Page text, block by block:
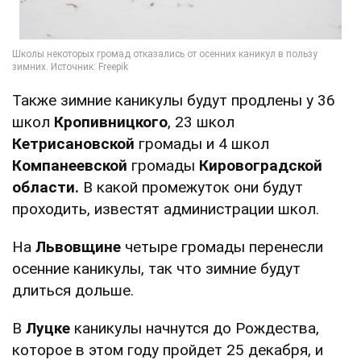
Также зимние каникулы будут продлены у 36
школ Кропивницкого, 23 школ
Кетрисановской громады и 4 школ
Компанеевской громады Кировоградской
области. В какой промежуток они будут
проходить, известят администрации школ.
На Львовщине четыре громады перенесли
осенние каникулы, так что зимние будут
длиться дольше.
В Луцке каникулы начнутся до Рождества,
которое в этом году пройдет 25 декабря, и